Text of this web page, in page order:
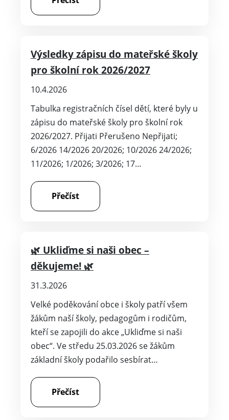
Výsledky zápisu do mateřské školy
pro školní rok 2026/2027
10.4.2026
Tabulka registračních čísel dětí, které byly u
zápisu do mateřské školy pro školní rok
2026/2027. Přijati Přerušeno Nepřijati;
6/2026 14/2026 20/2026; 10/2026 24/2026;
11/2026; 1/2026; 3/2026; 17…
Přečíst
🌿 Ukliďme si naši obec –
děkujeme! 🌿
31.3.2026
Velké poděkování obce i školy patří všem
žákům naší školy, pedagogům i rodičům,
kteří se zapojili do akce „Ukliďme si naši
obec“. Ve středu 25.03.2026 se žákům
základní školy podařilo sesbírat…
Přečíst